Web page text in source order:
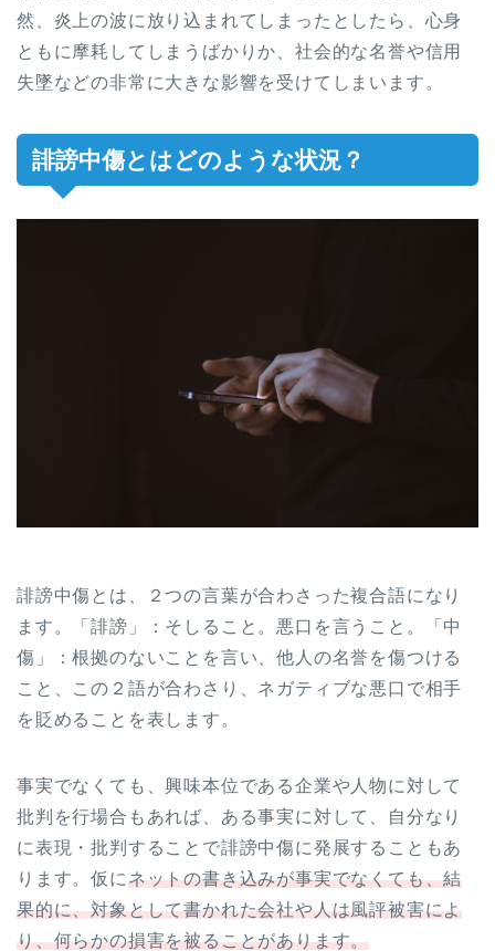
然、炎上の波に放り込まれてしまったとしたら、心身
ともに摩耗してしまうばかりか、社会的な名誉や信用
失墜などの非常に大きな影響を受けてしまいます。
誹謗中傷とはどのような状況？
誹謗中傷とは、２つの言葉が合わさった複合語になり
ます。「誹謗」：そしること。悪口を言うこと。「中
傷」：根拠のないことを言い、他人の名誉を傷つける
こと、この２語が合わさり、ネガティブな悪口で相手
を貶めることを表します。
事実でなくても、興味本位である企業や人物に対して
批判を行場合もあれば、ある事実に対して、自分なり
に表現・批判することで誹謗中傷に発展することもあ
ります。仮にネットの書き込みが事実でなくても、結
果的に、対象として書かれた会社や人は風評被害によ
り、何らかの損害を被ることがあります。